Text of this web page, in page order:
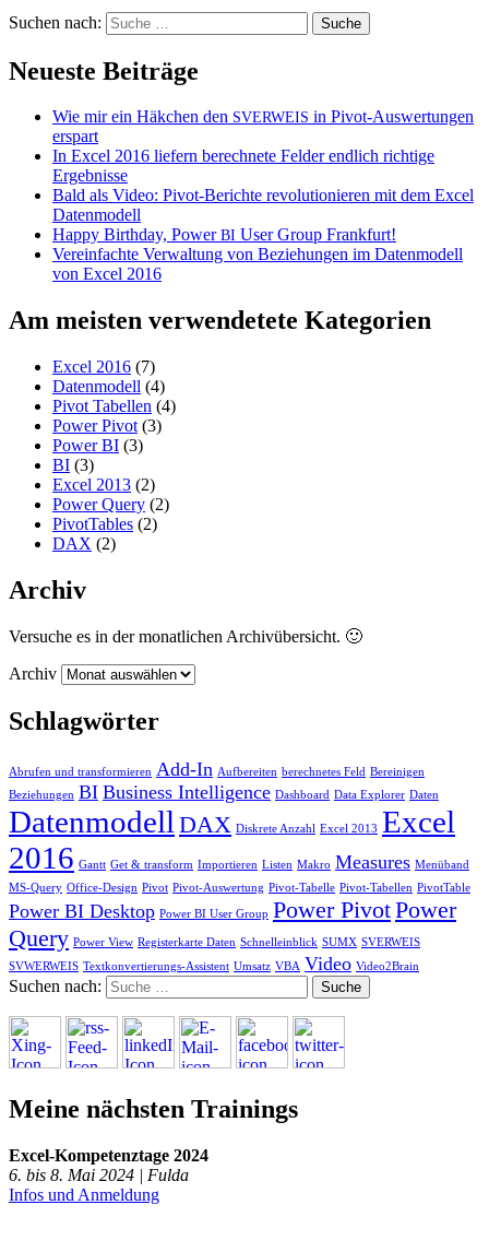
Suchen nach:
Neueste Beiträge
Wie mir ein Häkchen den SVERWEIS in Pivot-Auswertungen
erspart
In Excel 2016 liefern berechnete Felder endlich richtige
Ergebnisse
Bald als Video: Pivot-Berichte revolutionieren mit dem Excel
Datenmodell
Happy Birthday, PowerBI User Group Frankfurt!
Vereinfachte Verwaltung von Beziehungen im Datenmodell
von Excel 2016
Am meisten verwendetete Kategorien
Excel 2016 (7)
Datenmodell (4)
Pivot Tabellen (4)
Power Pivot (3)
Power BI (3)
BI (3)
Excel 2013 (2)
Power Query (2)
PivotTables (2)
DAX (2)
Archiv
Versuche es in der monatlichen Archivübersicht. 🙂
Archiv
Schlagwörter
Abrufen und transformieren Add-In Aufbereiten berechnetes Feld Bereinigen
Beziehungen BI Business Intelligence Dashboard Data Explorer Daten
Datenmodell DAX Diskrete Anzahl Excel 2013 Excel
2016 Gantt Get & transform Importieren Listen Makro Measures Menüband
MS-Query Office-Design Pivot Pivot-Auswertung Pivot-Tabelle Pivot-Tabellen PivotTable
Power BI Desktop Power BI User Group Power PivotPower
Query Power View Registerkarte Daten Schnelleinblick SUMX SVERWEIS
SVWERWEIS Textkonvertierungs-Assistent Umsatz VBA Video Video2Brain
Suchen nach:
Meine nächsten Trainings
Excel-Kompetenztage 2024
6. bis 8. Mai 2024 | Fulda
Infos und Anmeldung